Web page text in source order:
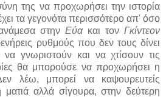
της να προχωρήσει την ιστορία
τα γεγονότα περισσότερο απ' όσο
στην Εύακαι τον Γκίντεον
ρυθμούς που δεν τους δίνει
γνωριστούν και να χτίσουν τις
θα μπορούσε να προχωρήσει η
λέω, μπορεί να καψουρευτείς
αλλά σίγουρα, στην δεύτερη